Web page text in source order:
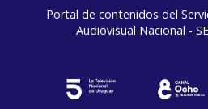
Portal de contenidos del
Audiovisual Nacional -